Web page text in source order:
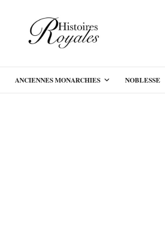
ANCIENNES MONARCHIES NOBLESSE